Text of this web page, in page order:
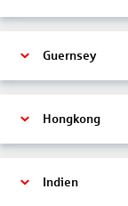
Guernsey
Hongkong
Indien